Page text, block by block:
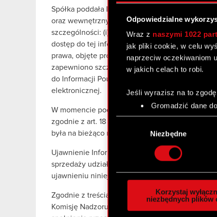
Odpowiedzialne
Wraz z naszymi 1022
jak pliki cookie, w celu
naprzeciw oczekiwaniom
w jakich celach to robi.
Jeśli wyrazisz na to
Gromadzić dane
Identyfikować
Dowiedz się więcej
szczegółów . W
Wykorzystujemy pliki
społecznościowym,
otrzymanymi od Ciebie
Niezbędne
Korzystaj
niezbędnych plików
Spółka poddała Informację Poufną należytej
oraz wewnętrznych standardów postępowania
szczególności: (i) został niezwłocznie i w
dostęp do tej informacji od momentu jej
prawa, objęte procedurą związaną z wpisem
zapewniono szczelność systemu
do Informacji Poufnej i innych dokumentów z
elektronicznej.
W momencie podjęcia decyzji o opóźnieniu
zgodnie z art. 18 MAR, została sporządzona
była na bieżąco monitorowana i w razie
Ujawnienie Informacji Poufnej następuje na
sprzedaży udziałów GOG, o czym Spółka
ujawnieniu niniejszej Informacji Poufnej.
Zgodnie z treścią art. 17 ust. 4 MAR,
Komisję Nadzoru Finansowego o opóźnieniu